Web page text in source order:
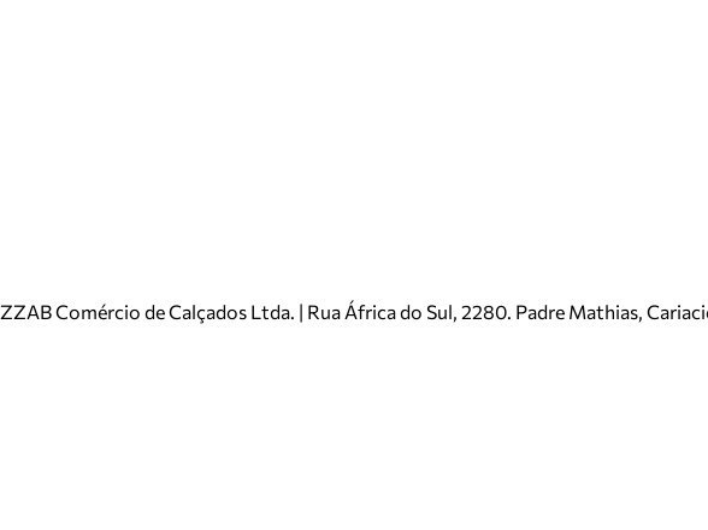
ZZAB Comércio de Calçados Ltda. | Rua África do Sul, 2280. Padre Mathias,